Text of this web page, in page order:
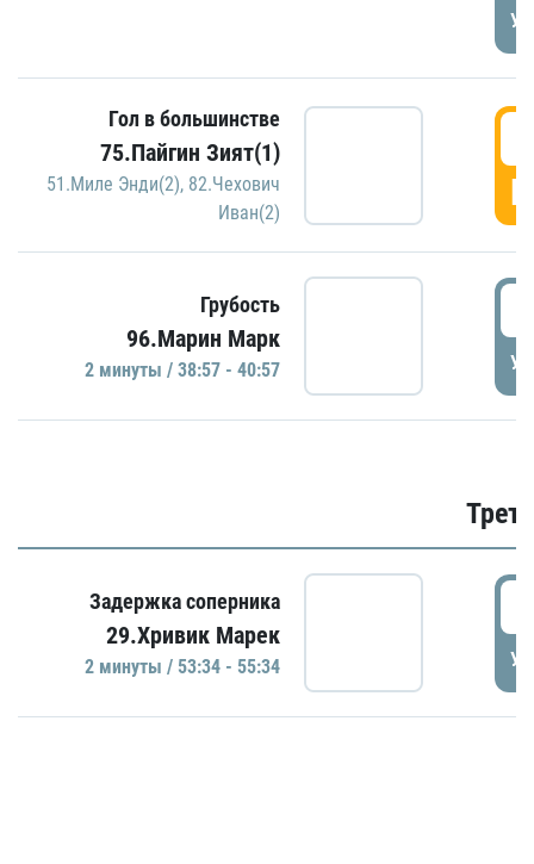
Гол в большинстве
75.Пайгин Зият(1)
51.Миле Энди(2), 82.Чехович
Иван(2)
Грубость
96.Марин Марк
2 минуты / 38:57 - 40:57
Задержка соперника
29.Хривик Марек
2 минуты / 53:34 - 55:34